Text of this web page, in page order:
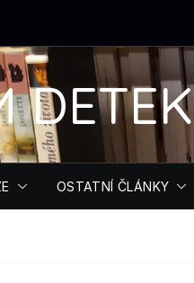
OSTATNÍ ČLÁNKY